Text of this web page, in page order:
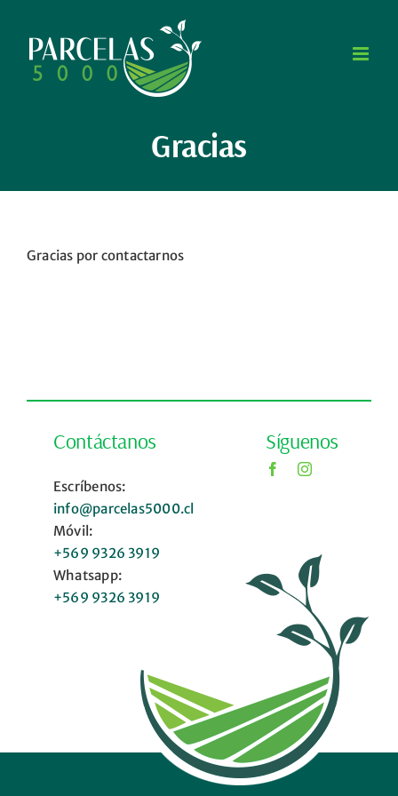
contenido
Gracias
Gracias por contactarnos
Contáctanos
Escríbenos:
info@parcelas5000.cl
Móvil:
+569 9326 3919
Whatsapp:
+569 9326 3919
Síguenos